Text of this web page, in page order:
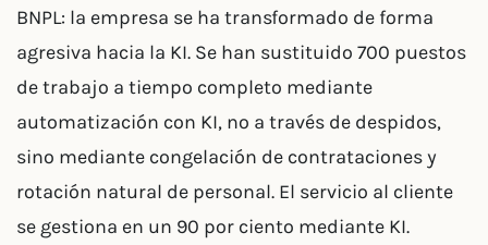
BNPL: la empresa se ha transformado de forma
agresiva hacia la KI. Se han sustituido 700 puestos
de trabajo a tiempo completo mediante
automatización con KI, no a través de despidos,
sino mediante congelación de contrataciones y
rotación natural de personal. El servicio al cliente
se gestiona en un 90 por ciento mediante KI.